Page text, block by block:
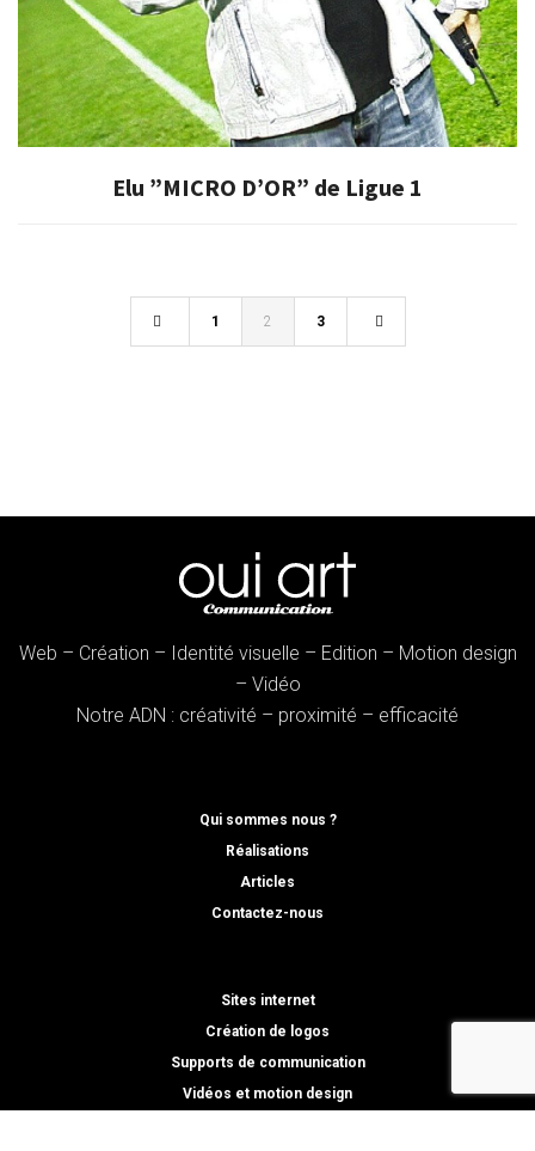
Elu ”MICRO D’OR” de Ligue 1
1 2 3
Web – Création – Identité visuelle – Edition – Motion design
– Vidéo
Notre ADN : créativité – proximité – efficacité
Qui sommes nous ?
Réalisations
Articles
Contactez-nous
Sites internet
Création de logos
Supports de communication
Vidéos et motion design